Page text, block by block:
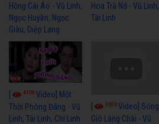
Hồng Cài Áo - Vũ Linh,
Ngọc Huyền, Ngọc
Giàu, Diệp Lang
Hoa Trà Nở - Vũ Linh,
Tài Linh
4108 Video] Một
Thời Phóng Đãng - Vũ
Linh, Tài Linh, Chí Linh
3656Video] Sóng
Gió Làng Chài - Vũ